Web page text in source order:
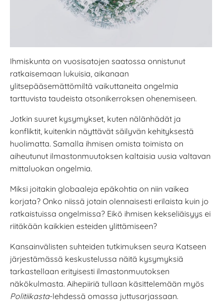
Ihmiskunta on vuosisatojen saatossa onnistunut
ratkaisemaan lukuisia, aikanaan
ylitsepääsemättömiltä vaikuttaneita ongelmia
tarttuvista taudeista otsonikerroksen ohenemiseen.
Jotkin suuret kysymykset, kuten nälänhädät ja
konfliktit, kuitenkin näyttävät säilyvän kehityksestä
huolimatta. Samalla ihmisen omista toimista on
aiheutunut ilmastonmuutoksen kaltaisia uusia valtavan
mittaluokan ongelmia.
Miksi joitakin globaaleja epäkohtia on niin vaikea
korjata? Onko niissä jotain olennaisesti erilaista kuin jo
ratkaistuissa ongelmissa? Eikö ihmisen kekseliäisyys ei
riitäkään kaikkien esteiden ylittämiseen?
Kansainvälisten suhteiden tutkimuksen seura Katseen
järjestämässä keskustelussa näitä kysymyksiä
tarkastellaan erityisesti ilmastonmuutoksen
näkökulmasta. Aihepiiriä tullaan käsittelemään myös
Politiikasta-lehdessä omassa juttusarjassaan.